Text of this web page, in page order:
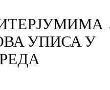
УПИСА У